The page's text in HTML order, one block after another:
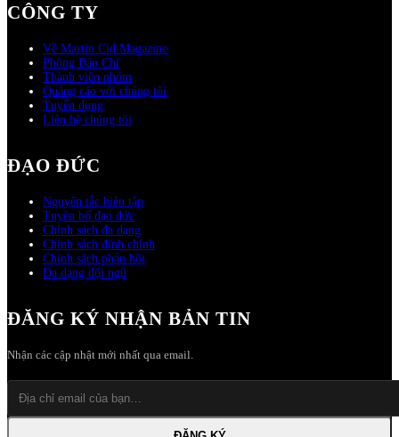
CÔNG TY
Về Martin Cid Magazine
Phòng Báo Chí
Thành viên nhóm
Quảng cáo với chúng tôi
Tuyển dụng
Liên hệ chúng tôi
ĐẠO ĐỨC
Nguyên tắc biên tập
Tuyên bố đạo đức
Chính sách đa dạng
Chính sách đính chính
Chính sách phản hồi
Đa dạng đội ngũ
ĐĂNG KÝ NHẬN BẢN TIN
Nhận các cập nhật mới nhất qua email.